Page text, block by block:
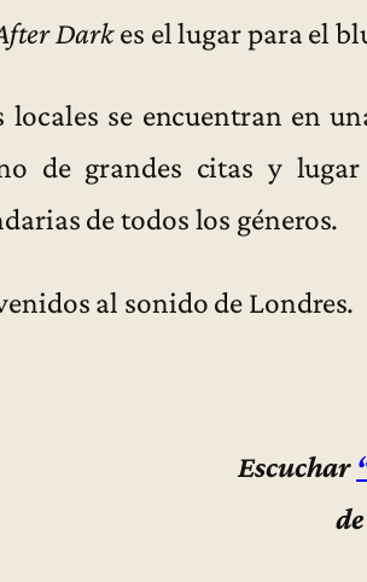
Darkes el lugar para el
locales se encuentran en
de grandes citas y
de todos los géneros.
al sonido de Londres.
Escuchar